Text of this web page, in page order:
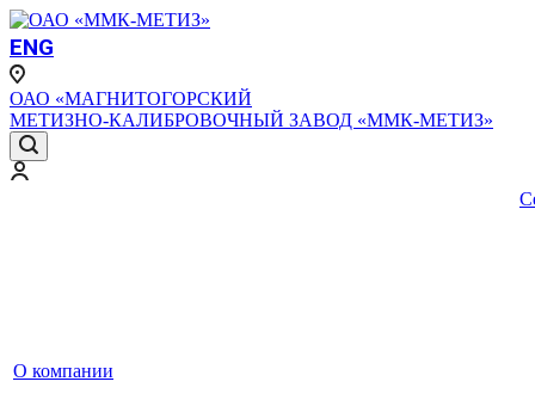
ENG
ОАО «МАГНИТОГОРСКИЙ
МЕТИЗНО-КАЛИБРОВОЧНЫЙ ЗАВОД «ММК-МЕТИЗ»
О компании